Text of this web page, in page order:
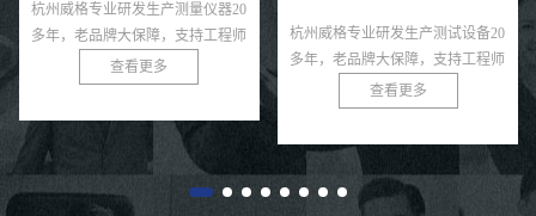
器20
工程师
杭州威格专业研发生产测试设备20
多年，老品牌大保障，支持工程师
免费上门指导！
杭州威格专业研发生产测试
多年，老品牌大保障，支持
免费上门指导！